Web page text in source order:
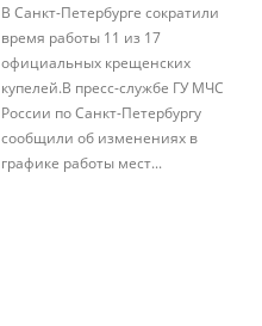
В Санкт-Петербурге сократили
время работы 11 из 17
официальных крещенских
купелей.В пресс-службе ГУ МЧС
России по Санкт-Петербургу
сообщили об изменениях в
графике работы мест...